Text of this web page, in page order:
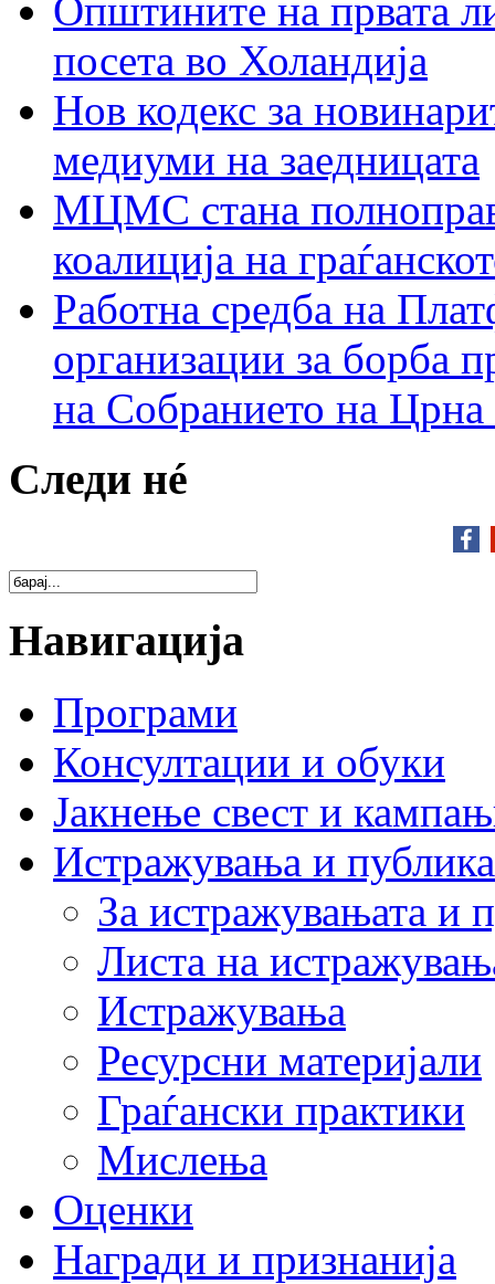
Општините на првата
посета во Холандија
Нов кодекс за
медиуми на заедницата
МЦМС стана
коалиција на
Работна средба на
организации за борба
на Собранието на Црна
Следи нé
Навигација
Програми
Консултации и обуки
Јакнење свест и
Истражувања и
За истражувањата и
Листа на
Истражувања
Ресурсни материјали
Граѓански практики
Мислења
Оценки
Награди и признанија